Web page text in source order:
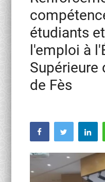
Contact
activités officielles
Education Nationale
Universités Marocaines
Recherche Scientifique
Activités Para-
étudiants
l'emploi à
Supérieure
de Fès